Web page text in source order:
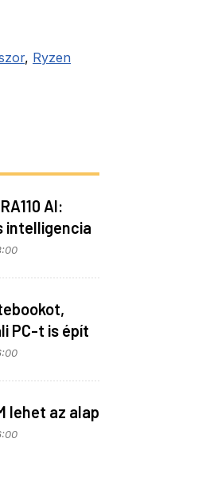
, Ryzen
AI:
intelligencia
PC-t is épít
Spark
lehet az alap